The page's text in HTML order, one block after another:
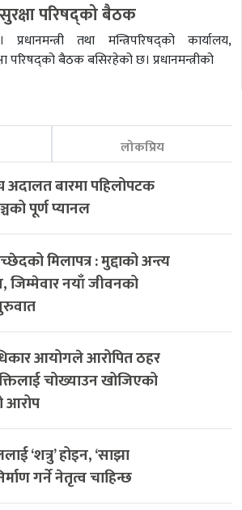
परिषद्को बैठक
तथा मन्त्रिपरिषद्को कार्यालय,
परिषद्को बैठक बसिरहेको छ। प्रधानमन्त्रीको
लोकप्रिय
अदालत बारमा पहिलोपटक
पूर्ण प्यानल
मिलापत्र : मुद्दाको अन्त्य
जिम्मेवार नयाँ जीवनको
आयोगले आरोपित ठहर
चोख्याउन खोजिएको
आरोप
‘शत्रु’ होइन, ‘साझा
गर्ने नेतृत्व चाहिन्छ